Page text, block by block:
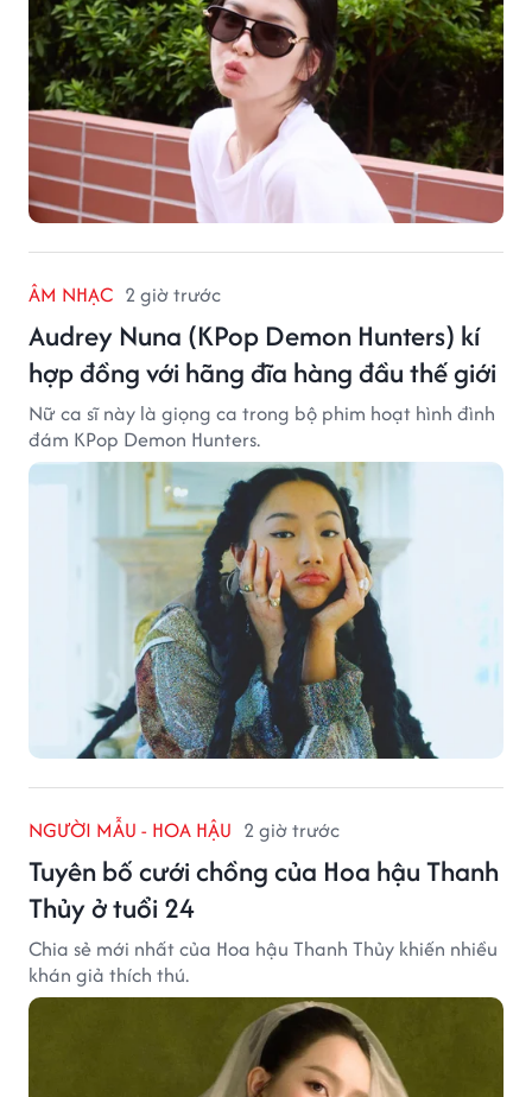
ÂM NHẠC 2 giờ trước
Audrey Nuna (KPop Demon Hunters) kí
hợp đồng với hãng đĩa hàng đầu thế giới
Nữ ca sĩ này là giọng ca trong bộ phim hoạt hình đình
đám KPop Demon Hunters.
NGƯỜI MẪU - HOA HẬU 2 giờ trước
Tuyên bố cưới chồng của Hoa hậu Thanh
Thủy ở tuổi 24
Chia sẻ mới nhất của Hoa hậu Thanh Thủy khiến nhiều
khán giả thích thú.